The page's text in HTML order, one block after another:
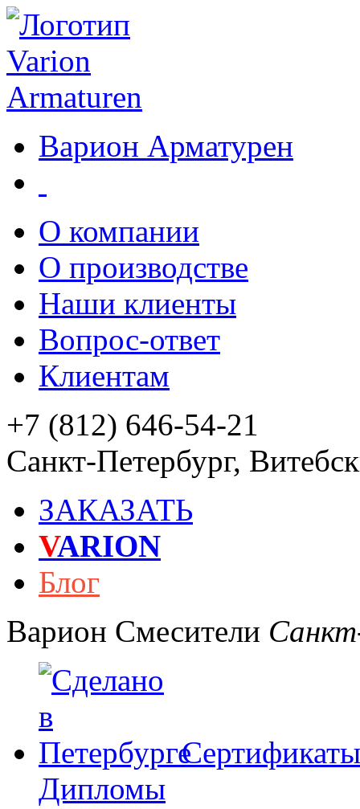
Варион Арматурен
О компании
О производстве
Наши клиенты
Вопрос-ответ
Клиентам
+7 (812) 646-54-21
Санкт-Петербург,
ЗАКАЗАТЬ
VARION
Блог
Варион Смесители
Сертификаты
Дипломы